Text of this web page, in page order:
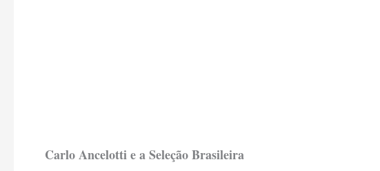
Carlo Ancelotti e a Seleção Brasileira